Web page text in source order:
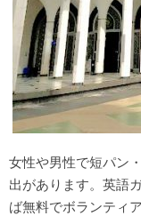
女性や男性で短パン
出があります。英語
ば無料でボランティ